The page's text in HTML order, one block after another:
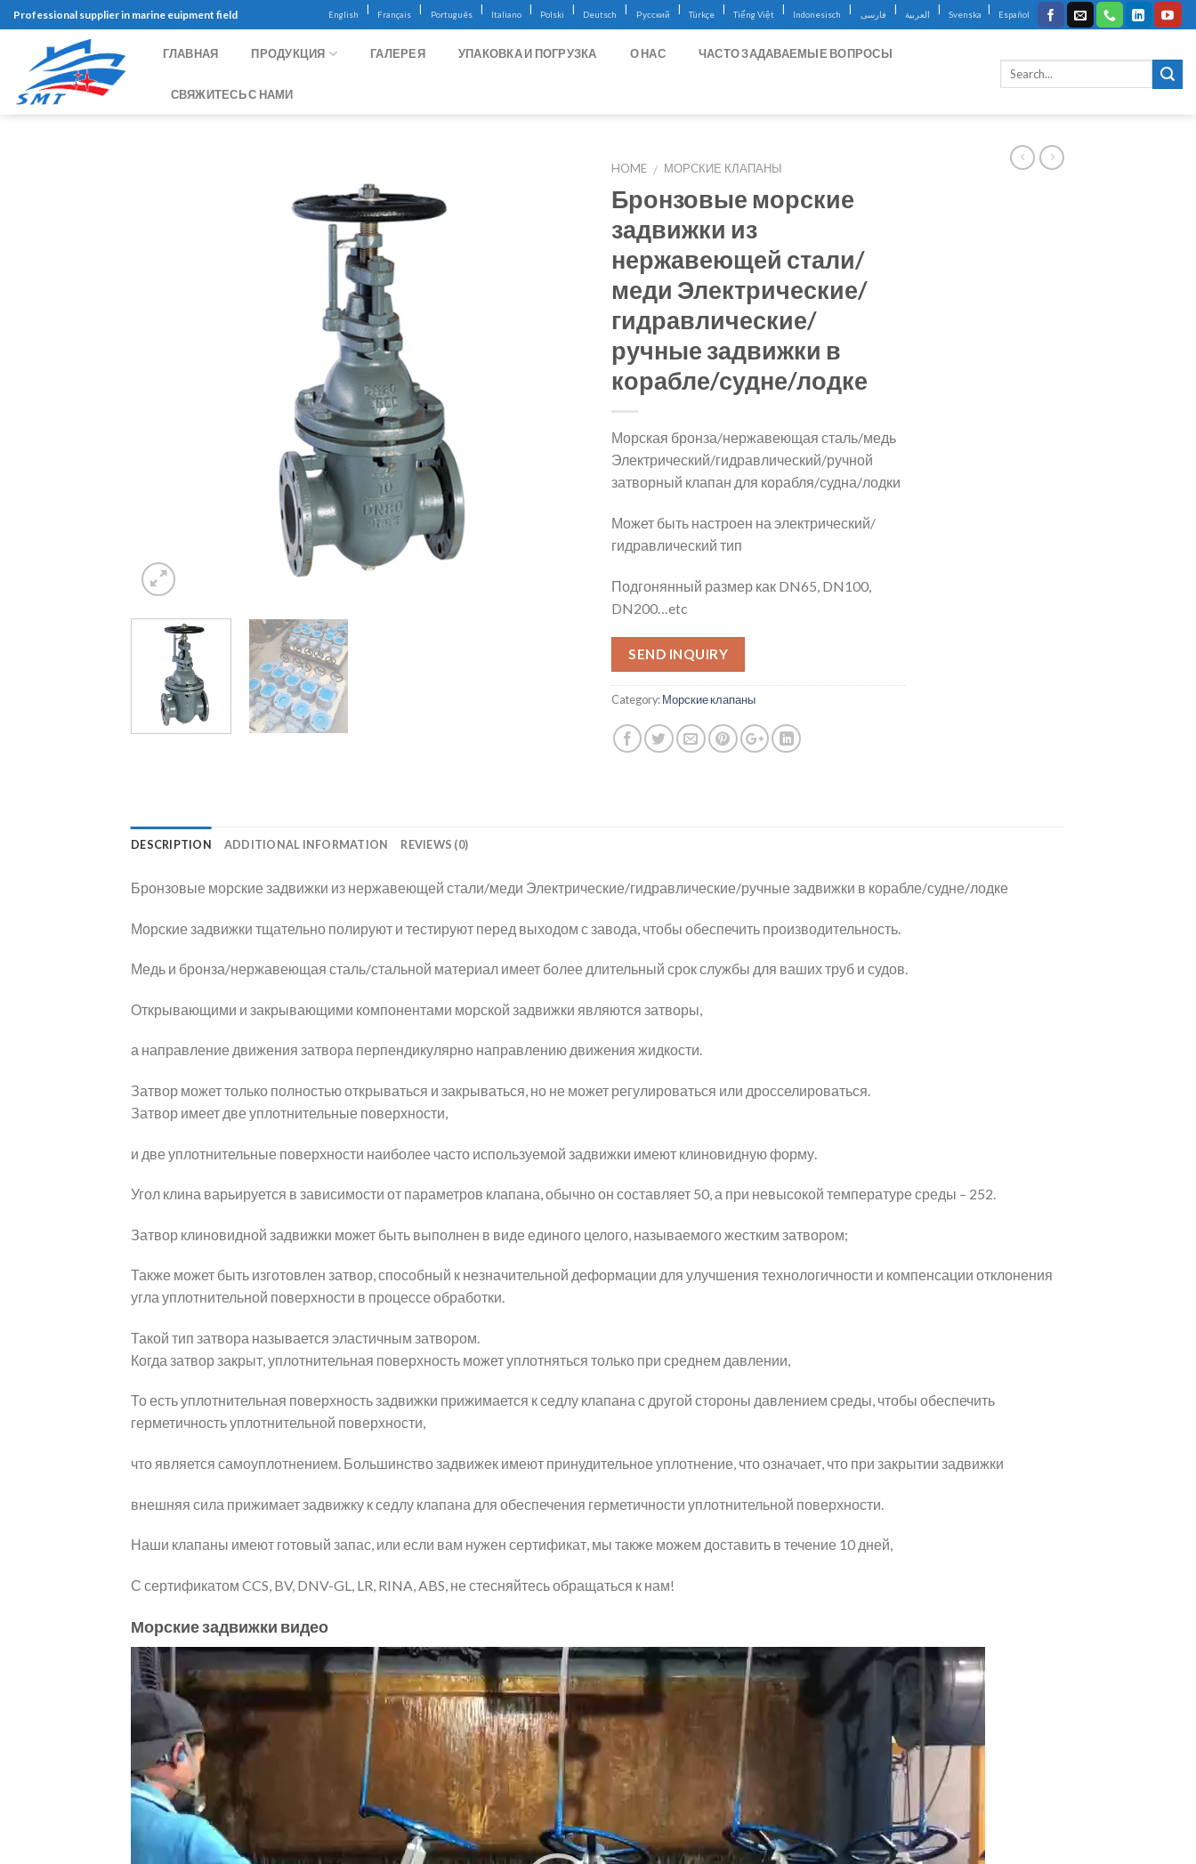
Skip
to
content
Professional supplier in marine euipment field English | Français | Português | Italiano | Polski | Deutsch | Русский | Türkçe | Tiếng Việt | Indonesisch | فارسی | العربية | Svenska | Español
ГЛАВНАЯ ПРОДУКЦИЯ ГАЛЕРЕЯ УПАКОВКА И ПОГРУЗКА О НАС ЧАСТО ЗАДАВАЕМЫЕ ВОПРОСЫ
СВЯЖИТЕСЬ С НАМИ
HOME / МОРСКИЕ КЛАПАНЫ
Бронзовые морские
задвижки из
нержавеющей стали/
меди Электрические/
гидравлические/
ручные задвижки в
корабле/судне/лодке
Морская бронза/нержавеющая сталь/медь
Электрический/гидравлический/ручной
затворный клапан для корабля/судна/лодки
Может быть настроен на электрический/
гидравлический тип
Подгонянный размер как DN65, DN100,
DN200…etc
SEND INQUIRY
Category:Морские клапаны
DESCRIPTION ADDITIONAL INFORMATION REVIEWS (0)
Бронзовые морские задвижки из нержавеющей стали/меди Электрические/гидравлические/ручные задвижки в корабле/судне/лодке
Морские задвижки тщательно полируют и тестируют перед выходом с завода, чтобы обеспечить производительность.
Медь и бронза/нержавеющая сталь/стальной материал имеет более длительный срок службы для ваших труб и судов.
Открывающими и закрывающими компонентами морской задвижки являются затворы,
а направление движения затвора перпендикулярно направлению движения жидкости.
Затвор может только полностью открываться и закрываться, но не может регулироваться или дросселироваться.
Затвор имеет две уплотнительные поверхности,
и две уплотнительные поверхности наиболее часто используемой задвижки имеют клиновидную форму.
Угол клина варьируется в зависимости от параметров клапана, обычно он составляет 50, а при невысокой температуре среды – 252.
Затвор клиновидной задвижки может быть выполнен в виде единого целого, называемого жестким затвором;
Также может быть изготовлен затвор, способный к незначительной деформации для улучшения технологичности и компенсации отклонения
угла уплотнительной поверхности в процессе обработки.
Такой тип затвора называется эластичным затвором.
Когда затвор закрыт, уплотнительная поверхность может уплотняться только при среднем давлении,
То есть уплотнительная поверхность задвижки прижимается к седлу клапана с другой стороны давлением среды, чтобы обеспечить
герметичность уплотнительной поверхности,
что является самоуплотнением. Большинство задвижек имеют принудительное уплотнение, что означает, что при закрытии задвижки
внешняя сила прижимает задвижку к седлу клапана для обеспечения герметичности уплотнительной поверхности.
Наши клапаны имеют готовый запас, или если вам нужен сертификат, мы также можем доставить в течение 10 дней,
С сертификатом CCS, BV, DNV-GL, LR, RINA, ABS, не стесняйтесь обращаться к нам!
Морские задвижки видео
Video
Player